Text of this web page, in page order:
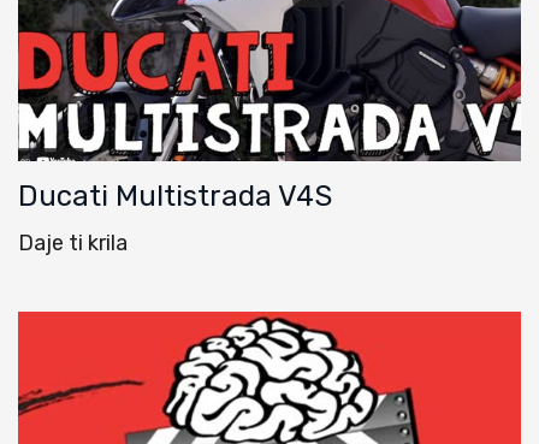
Ducati Multistrada V4S
Daje ti krila